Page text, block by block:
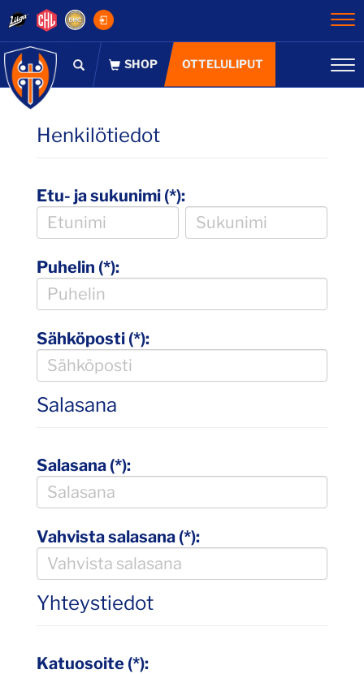
OTTELULIPUT
Henkilötiedot
Etu- ja sukunimi (*):
Puhelin (*):
Sähköposti (*):
Salasana
Salasana (*):
Vahvista salasana (*):
Yhteystiedot
Katuosoite (*):